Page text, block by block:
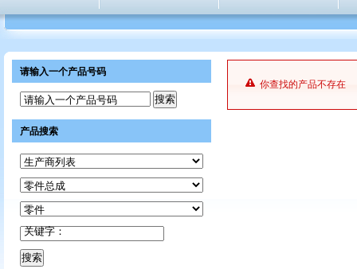
你查找的产品不存在
请输入一个产品号码
请输入一个产品号码
产品搜索
关键字：